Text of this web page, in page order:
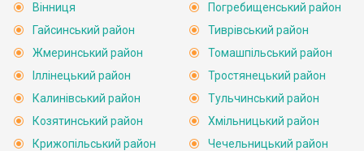
Вінниця
Гайсинський район
Жмеринський район
Іллінецький район
Калинівський район
Козятинський район
Крижопільський район
Погребищенський район
Тиврівський район
Томашпільський район
Тростянецький район
Тульчинський район
Хмільницький район
Чечельницький район